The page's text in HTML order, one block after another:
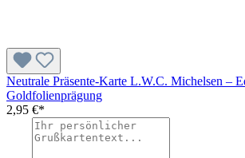
Neutrale Präsente-Karte L.W.C. Michelsen –
Goldfolienprägung
2,95 €*